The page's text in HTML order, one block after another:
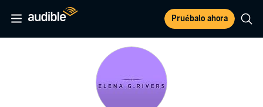
Pruébalo ahora